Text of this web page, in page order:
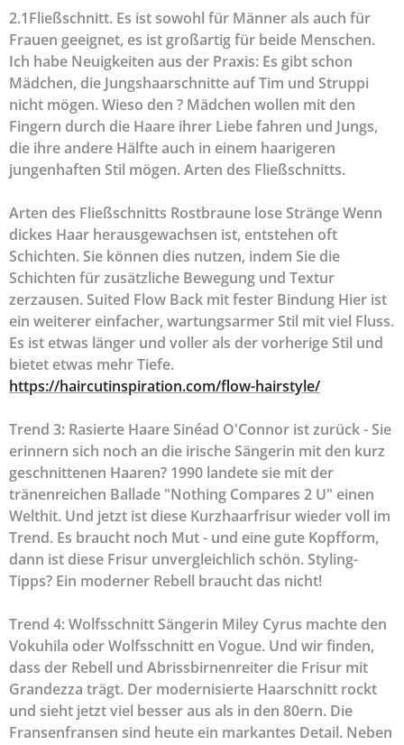
2.1Fließschnitt. Es ist sowohl für Männer als auch für
Frauen geeignet, es ist großartig für beide Menschen.
Ich habe Neuigkeiten aus der Praxis: Es gibt schon
Mädchen, die Jungshaarschnitte auf Tim und Struppi
nicht mögen. Wieso den ? Mädchen wollen mit den
Fingern durch die Haare ihrer Liebe fahren und Jungs,
die ihre andere Hälfte auch in einem haarigeren
jungenhaften Stil mögen. Arten des Fließschnitts.
Arten des Fließschnitts Rostbraune lose Stränge Wenn
dickes Haar herausgewachsen ist, entstehen oft
Schichten. Sie können dies nutzen, indem Sie die
Schichten für zusätzliche Bewegung und Textur
zerzausen. Suited Flow Back mit fester Bindung Hier ist
ein weiterer einfacher, wartungsarmer Stil mit viel Fluss.
Es ist etwas länger und voller als der vorherige Stil und
bietet etwas mehr Tiefe.
https://haircutinspiration.com/flow-hairstyle/
Trend 3: Rasierte Haare Sinéad O'Connor ist zurück - Sie
erinnern sich noch an die irische Sängerin mit den kurz
geschnittenen Haaren? 1990 landete sie mit der
tränenreichen Ballade "Nothing Compares 2 U" einen
Welthit. Und jetzt ist diese Kurzhaarfrisur wieder voll im
Trend. Es braucht noch Mut - und eine gute Kopfform,
dann ist diese Frisur unvergleichlich schön. Styling-
Tipps? Ein moderner Rebell braucht das nicht!
Trend 4: Wolfsschnitt Sängerin Miley Cyrus machte den
Vokuhila oder Wolfsschnitt en Vogue. Und wir finden,
dass der Rebell und Abrissbirnenreiter die Frisur mit
Grandezza trägt. Der modernisierte Haarschnitt rockt
und sieht jetzt viel besser aus als in den 80ern. Die
Fransenfransen sind heute ein markantes Detail. Neben